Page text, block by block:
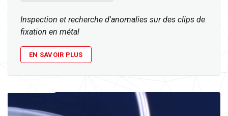
Inspection et recherche d'anomalies sur des clips de
fixation en métal
EN SAVOIR PLUS